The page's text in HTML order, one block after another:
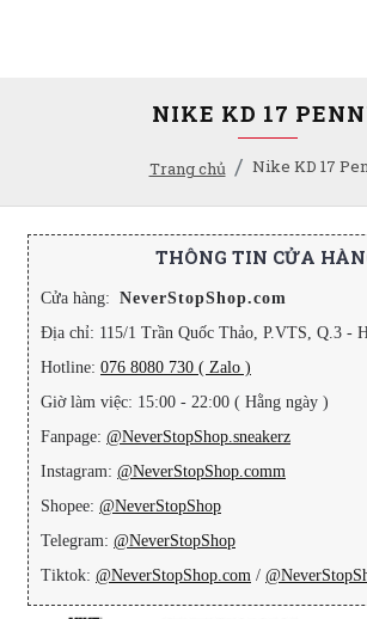
Trang chủ Nike KD 17
NIKE KD 17
THÔNG TIN CỬA
Cửa hàng: NeverStopShop.com
Địa chỉ: 115/1 Trần Quốc Thảo, P.VTS, Q.3 -
Hotline: 076 8080 730 ( Zalo )
Giờ làm việc: 15:00 - 22:00 ( Hằng ngày )
Fanpage: @NeverStopShop.sneakerz
Instagram: @NeverStopShop.comm
Shopee: @NeverStopShop
Telegram: @NeverStopShop
Tiktok: @NeverStopShop.com /